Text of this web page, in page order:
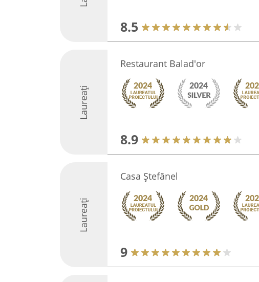
8.5
Laureați
Restaurant Balad'or
8.9
Laureați
Casa Ştefănel
9